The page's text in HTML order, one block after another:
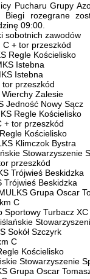
Pucharu Grupy
Biegi rozegrane
09:00.
sobotnich zawodów
C + tor przeszkód
Regle Kościelisko
Istebna
Istebna
tor przeszkód
Zalesie
Jedność Nowy Sącz
Regle Kościelisko
+ tor przeszkód
Kościelisko
Klimczok Bystra
Stowarzyszenie
przeszkód
Trójwieś Beskidzka
Trójwieś Beskidzka
Grupa Oscar
C
Sportowy Turbacz XC
Sokół Szczyrk
C
Kościelisko
Stowarzyszenie
Grupa Oscar